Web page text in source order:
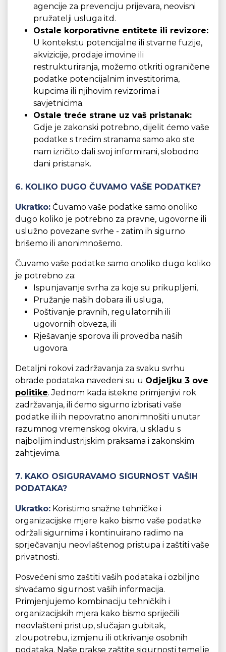
agencije za prevenciju prijevara, neovisni
pružatelji usluga itd.
Ostale korporativne entitete ili revizore:
U kontekstu potencijalne ili stvarne fuzije,
akvizicije, prodaje imovine ili
restrukturiranja, možemo otkriti ograničene
podatke potencijalnim investitorima,
kupcima ili njihovim revizorima i
savjetnicima.
Ostale treće strane uz vaš pristanak:
Gdje je zakonski potrebno, dijelit ćemo vaše
podatke s trećim stranama samo ako ste
nam izričito dali svoj informirani, slobodno
dani pristanak.
6. KOLIKO DUGO ČUVAMO VAŠE PODATKE?
Ukratko: Čuvamo vaše podatke samo onoliko
dugo koliko je potrebno za pravne, ugovorne ili
uslužno povezane svrhe - zatim ih sigurno
brišemo ili anonimnošemo.
Čuvamo vaše podatke samo onoliko dugo koliko
je potrebno za:
Ispunjavanje svrha za koje su prikupljeni,
Pružanje naših dobara ili usluga,
Poštivanje pravnih, regulatornih ili
ugovornih obveza, ili
Rješavanje sporova ili provedba naših
ugovora.
Detaljni rokovi zadržavanja za svaku svrhu
obrade podataka navedeni su u Odjeljku 3 ove
politike. Jednom kada istekne primjenjivi rok
zadržavanja, ili ćemo sigurno izbrisati vaše
podatke ili ih nepovratno anonimnošiti unutar
razumnog vremenskog okvira, u skladu s
najboljim industrijskim praksama i zakonskim
zahtjevima.
7. KAKO OSIGURAVAMO SIGURNOST VAŠIH
PODATAKA?
Ukratko: Koristimo snažne tehničke i
organizacijske mjere kako bismo vaše podatke
održali sigurnima i kontinuirano radimo na
sprječavanju neovlaštenog pristupa i zaštiti vaše
privatnosti.
Posvećeni smo zaštiti vaših podataka i ozbiljno
shvaćamo sigurnost vaših informacija.
Primjenjujemo kombinaciju tehničkih i
organizacijskih mjera kako bismo spriječili
neovlašteni pristup, slučajan gubitak,
zloupotrebu, izmjenu ili otkrivanje osobnih
podataka. Naše prakse zaštite sigurnosti temelje